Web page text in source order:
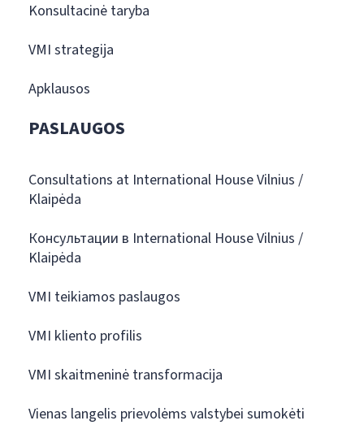
Konsultacinė taryba
VMI strategija
Apklausos
PASLAUGOS
Consultations at International House Vilnius /
Klaipėda
Консультации в International House Vilnius /
Klaipėda
VMI teikiamos paslaugos
VMI kliento profilis
VMI skaitmeninė transformacija
Vienas langelis prievolėms valstybei sumokėti